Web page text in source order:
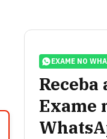
EXAME NO
Receba
Exame